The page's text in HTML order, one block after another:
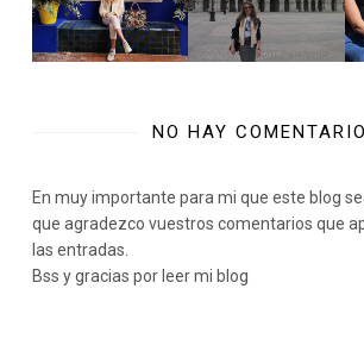
NO HAY
En muy importante para mi que este blog
que agradezco vuestros comentarios que
las entradas.
Bss y gracias por leer mi blog